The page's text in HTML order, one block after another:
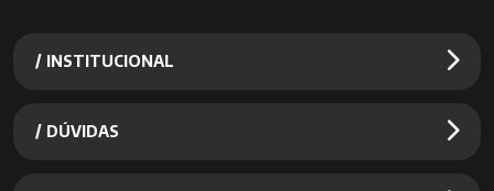
/ INSTITUCIONAL
/ DÚVIDAS